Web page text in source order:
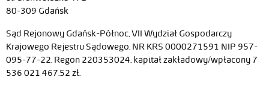
80-309 Gdańsk
Sąd Rejonowy Gdańsk-Północ, VII Wydział Gospodarczy
Krajowego Rejestru Sądowego, NR KRS 0000271591 NIP 957-
095-77-22, Regon 220353024, kapitał zakładowy/wpłacony 7
536 021 467,52 zł.